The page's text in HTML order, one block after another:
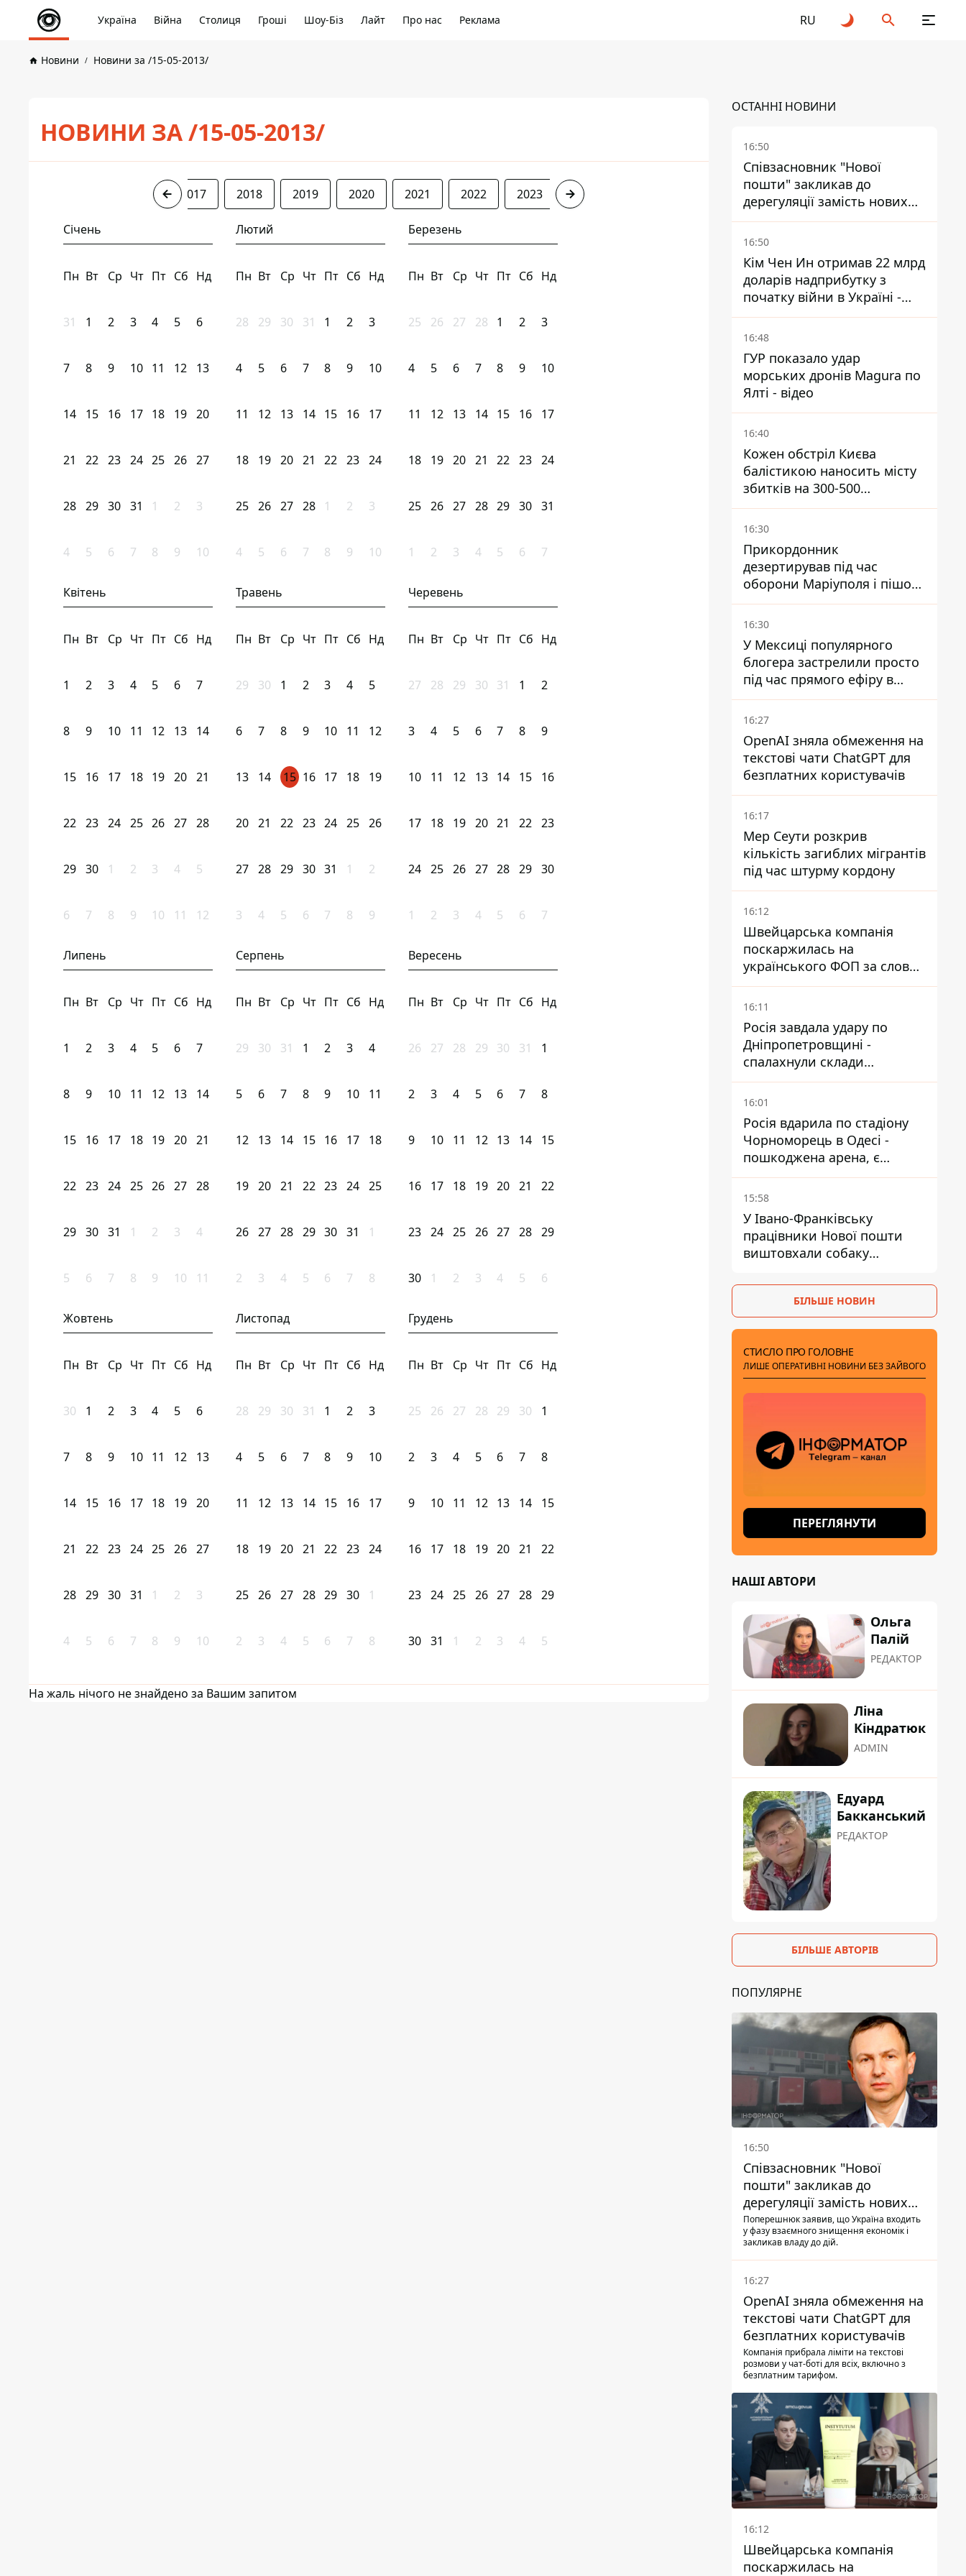
Україна Війна Столиця Гроші Шоу-Біз Лайт Про нас Реклама RU
Новини Новини за /15-05-2013/
НОВИНИ ЗА /15-05-2013/
2017 2018 2019 2020 2021 2022 2023 2024
Січень
Пн Вт Ср Чт Пт Сб Нд
31 1 2 3 4 5 6
7 8 9 10 11 12 13
14 15 16 17 18 19 20
21 22 23 24 25 26 27
28 29 30 31 1 2 3
4 5 6 7 8 9 10
Лютий
Пн Вт Ср Чт Пт Сб Нд
28 29 30 31 1 2 3
4 5 6 7 8 9 10
11 12 13 14 15 16 17
18 19 20 21 22 23 24
25 26 27 28 1 2 3
4 5 6 7 8 9 10
Березень
Пн Вт Ср Чт Пт Сб Нд
25 26 27 28 1 2 3
4 5 6 7 8 9 10
11 12 13 14 15 16 17
18 19 20 21 22 23 24
25 26 27 28 29 30 31
1 2 3 4 5 6 7
Квітень
Пн Вт Ср Чт Пт Сб Нд
1 2 3 4 5 6 7
8 9 10 11 12 13 14
15 16 17 18 19 20 21
22 23 24 25 26 27 28
29 30 1 2 3 4 5
6 7 8 9 10 11 12
Травень
Пн Вт Ср Чт Пт Сб Нд
29 30 1 2 3 4 5
6 7 8 9 10 11 12
13 14 15 16 17 18 19
20 21 22 23 24 25 26
27 28 29 30 31 1 2
3 4 5 6 7 8 9
Черевень
Пн Вт Ср Чт Пт Сб Нд
27 28 29 30 31 1 2
3 4 5 6 7 8 9
10 11 12 13 14 15 16
17 18 19 20 21 22 23
24 25 26 27 28 29 30
1 2 3 4 5 6 7
Липень
Пн Вт Ср Чт Пт Сб Нд
1 2 3 4 5 6 7
8 9 10 11 12 13 14
15 16 17 18 19 20 21
22 23 24 25 26 27 28
29 30 31 1 2 3 4
5 6 7 8 9 10 11
Серпень
Пн Вт Ср Чт Пт Сб Нд
29 30 31 1 2 3 4
5 6 7 8 9 10 11
12 13 14 15 16 17 18
19 20 21 22 23 24 25
26 27 28 29 30 31 1
2 3 4 5 6 7 8
Вересень
Пн Вт Ср Чт Пт Сб Нд
26 27 28 29 30 31 1
2 3 4 5 6 7 8
9 10 11 12 13 14 15
16 17 18 19 20 21 22
23 24 25 26 27 28 29
30 1 2 3 4 5 6
Жовтень
Пн Вт Ср Чт Пт Сб Нд
30 1 2 3 4 5 6
7 8 9 10 11 12 13
14 15 16 17 18 19 20
21 22 23 24 25 26 27
28 29 30 31 1 2 3
4 5 6 7 8 9 10
Листопад
Пн Вт Ср Чт Пт Сб Нд
28 29 30 31 1 2 3
4 5 6 7 8 9 10
11 12 13 14 15 16 17
18 19 20 21 22 23 24
25 26 27 28 29 30 1
2 3 4 5 6 7 8
Грудень
Пн Вт Ср Чт Пт Сб Нд
25 26 27 28 29 30 1
2 3 4 5 6 7 8
9 10 11 12 13 14 15
16 17 18 19 20 21 22
23 24 25 26 27 28 29
30 31 1 2 3 4 5
На жаль нічого не знайдено за Вашим запитом
ОСТАННІ НОВИНИ
16:50
Співзасновник "Нової
пошти" закликав до
дерегуляції замість нових
податків - Гетманцев проти
16:50
Кім Чен Ин отримав 22 млрд
доларів надприбутку з
початку війни в Україні -
Bloomberg
16:48
ГУР показало удар
морських дронів Magura по
Ялті - відео
16:40
Кожен обстріл Києва
балістикою наносить місту
збитків на 300-500
мільйонів - Петро
Пантелеєв
16:30
Прикордонник
дезертирував під час
оборони Маріуполя і пішов
служити в "ДНР" - йому
оголосили підозру,
загрожує довічне
16:30
У Мексиці популярного
блогера застрелили просто
під час прямого ефіру в
TikTok
16:27
OpenAI зняла обмеження на
текстові чати ChatGPT для
безплатних користувачів
16:17
Мер Сеути розкрив
кількість загиблих мігрантів
під час штурму кордону
16:12
Швейцарська компанія
поскаржилась на
українського ФОП за слова
SUN SCRIPTION на упаковці
крему - АМКУ наклав штраф
16:11
Росія завдала удару по
Дніпропетровщині -
спалахнули склади
логістичної компанії
16:01
Росія вдарила по стадіону
Чорноморець в Одесі -
пошкоджена арена, є
постраждалий
15:58
У Івано-Франківську
працівники Нової пошти
виштовхали собаку
спеку — реакція компанії
БІЛЬШЕ НОВИН
СТИСЛО ПРО ГОЛОВНЕ
ЛИШЕ ОПЕРАТИВНІ НОВИНИ БЕЗ ЗАЙВОГО
ПЕРЕГЛЯНУТИ
НАШІ АВТОРИ
Ольга
Палій
РЕДАКТОР
Ліна
Кіндратюк
ADMIN
Едуард
Бакканський
РЕДАКТОР
БІЛЬШЕ АВТОРІВ
ПОПУЛЯРНЕ
16:50
Співзасновник "Нової
пошти" закликав до
дерегуляції замість нових
податків - Гетманцев проти
Поперешнюк заявив, що Україна входить
у фазу взаємного знищення економік і
закликав владу до дій.
16:27
OpenAI зняла обмеження на
текстові чати ChatGPT для
безплатних користувачів
Компанія прибрала ліміти на текстові
розмови у чат-боті для всіх, включно з
безплатним тарифом.
16:12
Швейцарська компанія
поскаржилась на